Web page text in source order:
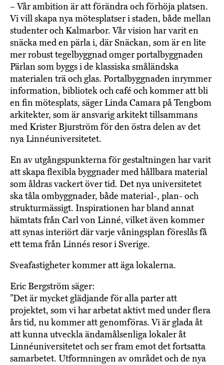
– Vår ambition är att förändra och förhöja platsen.
Vi vill skapa nya mötesplatser i staden, både mellan
studenter och Kalmarbor. Vår vision har varit en
snäcka med en pärla i, där Snäckan, som är en lite
mer robust tegelbyggnad omger portalbyggnaden
Pärlan som byggs i de klassiska småländska
materialen trä och glas. Portalbyggnaden inrymmer
information, bibliotek och café och kommer att bli
en fin mötesplats, säger Linda Camara på Tengbom
arkitekter, som är ansvarig arkitekt tillsammans
med Krister Bjurström för den östra delen av det
nya Linnéuniversitetet.
En av utgångspunkterna för gestaltningen har varit
att skapa flexibla byggnader med hållbara material
som åldras vackert över tid. Det nya universitetet
ska tåla ombyggnader, både material-, plan- och
strukturmässigt. Inspirationen har bland annat
hämtats från Carl von Linné, vilket även kommer
att synas interiört där varje våningsplan föreslås få
ett tema från Linnés resor i Sverige.
Sveafastigheter kommer att äga lokalerna.
Eric Bergström säger:
”Det är mycket glädjande för alla parter att
projektet, som vi har arbetat aktivt med under flera
års tid, nu kommer att genomföras. Vi är glada åt
att kunna utveckla ändamålsenliga lokaler åt
Linnéuniversitetet och ser fram emot det fortsatta
samarbetet. Utformningen av området och de nya